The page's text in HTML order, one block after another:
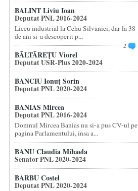
BALINT Liviu Ioan
Deputat PNL 2016-2024
Liceu industrial la Cehu Silvaniei, dar la 38
de ani si-a descoperit p...
2
BĂLTĂREŢU Viorel
Deputat USR-Plus 2020-2024
BANCIU Ionuţ Sorin
Deputat PNL 2020-2024
BANIAS Mircea
Deputat PNL 2016-2024
Domnul Mircea Banias nu si-a pus CV-ul pe
pagina Parlamentului, insa a...
BANU Claudia Mihaela
Senator PNL 2020-2024
BARBU Costel
Deputat PNL 2020-2024